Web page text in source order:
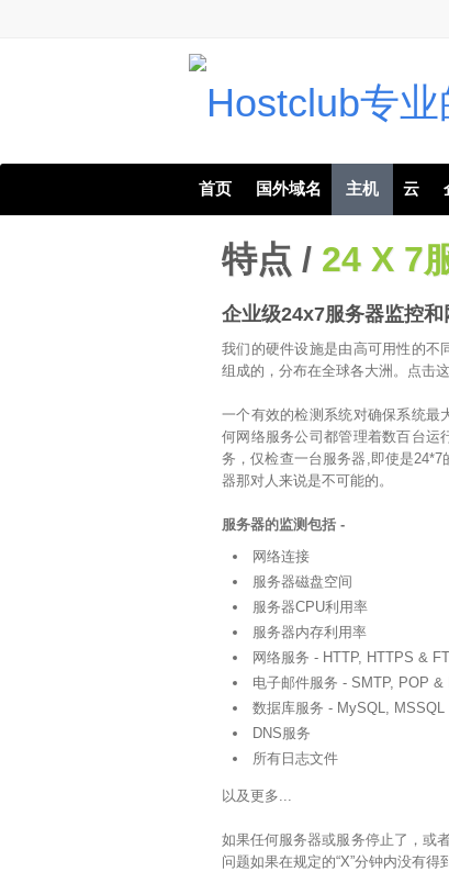
首页 国外域名 主机 云
特点 / 24 X 7
企业级24x7服务器监控和
我们的硬件设施是由高可用性的不
组成的，分布在全球各大洲。点击
一个有效的检测系统对确保系统最
何网络服务公司都管理着数百台运
务，仅检查一台服务器,即使是
器那对人来说是不可能的。
服务器的监测包括 -
网络连接
服务器磁盘空间
服务器CPU利用率
服务器内存利用率
网络服务 - HTTP, HTTPS &
电子邮件服务 - SMTP, POP &
数据库服务 - MySQL, MSSQL
DNS服务
所有日志文件
以及更多...
如果任何服务器或服务停止了，或
问题如果在规定的“X”分钟内没有